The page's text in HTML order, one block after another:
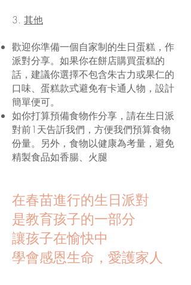
3. 其他
歡迎你準備一個自家制的生日蛋糕，作
派對分享。如果你在餅店購買蛋糕的
話，建議你選擇不包含朱古力或果仁的
口味、蛋糕款式避免有卡通人物，設計
簡單便可。
如你打算預備食物作分享，請在生日派
對前1天告訢我們，方便我們預算食物
份量。另外，食物以健康為考量，避免
精製食品如香腸、火腿
在春苗進行的生日派對
是教育孩子的一部分
讓孩子在愉快中
學會感恩生命，愛護家人